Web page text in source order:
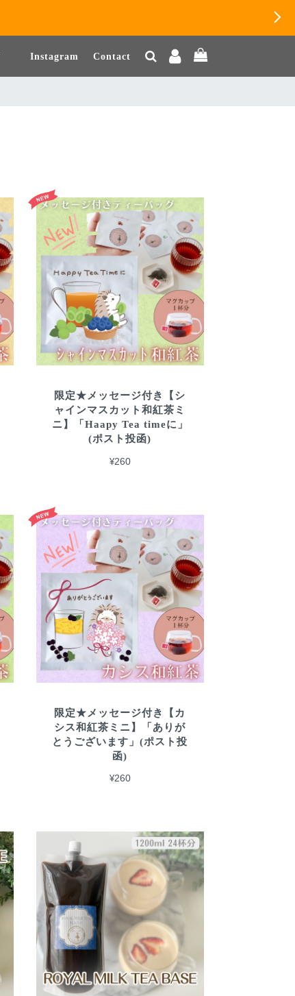
Instagram Contact
限定★メッセージ付き【シ
ャインマスカット和紅茶ミ
ニ】「Haapy Tea timeに」
(ポスト投函)
¥260
限定★メッセージ付き【カ
シス和紅茶ミニ】「ありが
とうございます」(ポスト投
函)
¥260